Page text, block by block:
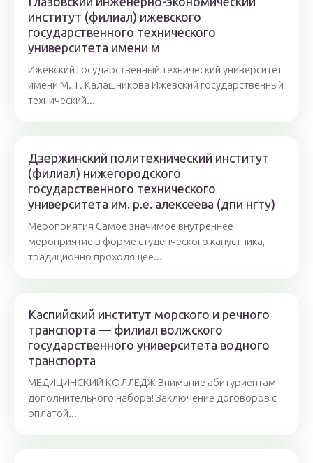
институт (филиал) ижевского
государственного технического
университета имени м
Ижевский государственный технический университет
имени М. Т. Калашникова Ижевский государственный
технический...
Дзержинский политехнический институт
(филиал) нижегородского
государственного технического
университета им. р.е. алексеева (дпи нгту)
Мероприятия Самое значимое внутреннее
мероприятие в форме студенческого капустника,
традиционно проходящее...
Каспийский институт морского и речного
транспорта — филиал волжского
государственного университета водного
транспорта
МЕДИЦИНСКИЙ КОЛЛЕДЖ Внимание абитуриентам
дополнительного набора! Заключение договоров с
оплатой...